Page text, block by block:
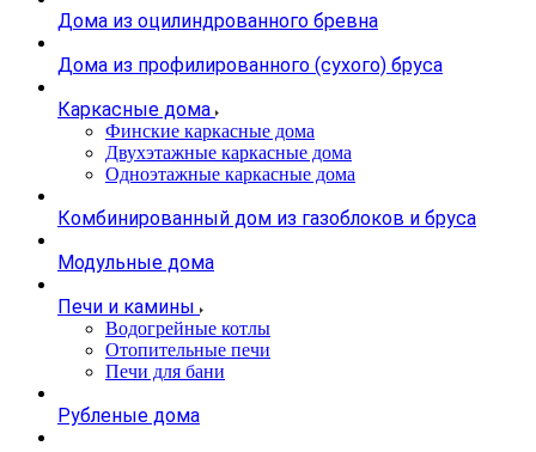
Дома из оцилиндрованного бревна
Дома из профилированного (сухого) бруса
Каркасные дома
Финские каркасные дома
Двухэтажные каркасные дома
Одноэтажные каркасные дома
Комбинированный дом из газоблоков и бруса
Модульные дома
Печи и камины
Водогрейные котлы
Отопительные печи
Печи для бани
Рубленые дома